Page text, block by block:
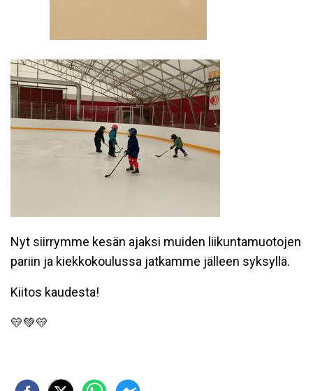
Nyt siirrymme kesän ajaksi muiden liikuntamuotojen
pariin ja kiekkokoulussa jatkamme jälleen syksyllä.
Kiitos kaudesta!
💛💚💛